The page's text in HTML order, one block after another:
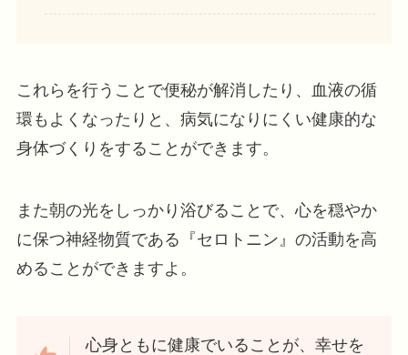
これらを行うことで便秘が解消したり、血液の循
環もよくなったりと、病気になりにくい健康的な
身体づくりをすることができます。
また朝の光をしっかり浴びることで、心を穏やか
に保つ神経物質である『セロトニン』の活動を高
めることができますよ。
心身ともに健康でいることが、幸せを